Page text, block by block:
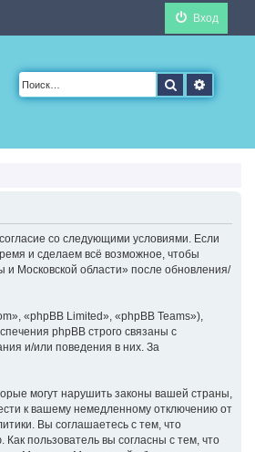
Вход
Поиск
со следующими условиями. Если
и сделаем всё возможное, чтобы
Московской области» после обновления/
«phpBB Limited», «phpBB Teams»),
phpBB строго связаны с
и/или поведения в них. За
могут нарушить законы вашей страны,
к вашему немедленному отключению от
Вы соглашаетесь с тем, что
пользователь вы согласны с тем, что